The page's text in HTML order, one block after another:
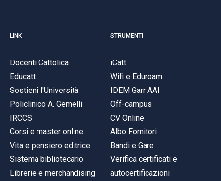
LINK
Docenti Cattolica
Educatt
Sostieni l'Università
Policlinico A. Gemelli
IRCCS
Corsi e master online
Vita e pensiero editrice
Sistema bibliotecario
Librerie e merchandising
STRUMENTI
iCatt
Wifi e Eduroam
IDEM Garr AAI
Off-campus
CV Online
Albo Fornitori
Bandi e Gare
Verifica certificati e
autocertificazioni